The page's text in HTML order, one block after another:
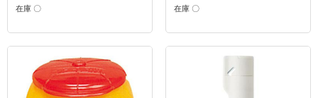
在庫 〇 在庫 〇